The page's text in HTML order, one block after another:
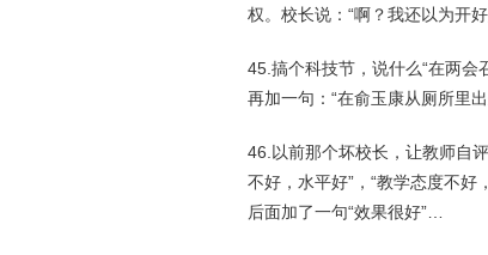
权。校长说：“啊？我还以为开
45.搞个科技节，说什么“在两
再加一句：“在俞玉康从厕所里
46.以前那个坏校长，让教师自
不好，水平好”，“教学态度不
后面加了一句“效果很好”…